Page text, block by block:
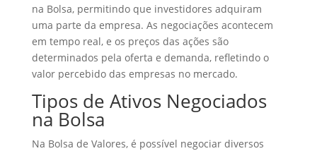
na Bolsa, permitindo que investidores adquiram
uma parte da empresa. As negociações acontecem
em tempo real, e os preços das ações são
determinados pela oferta e demanda, refletindo o
valor percebido das empresas no mercado.
Tipos de Ativos Negociados
na Bolsa
Na Bolsa de Valores, é possível negociar diversos